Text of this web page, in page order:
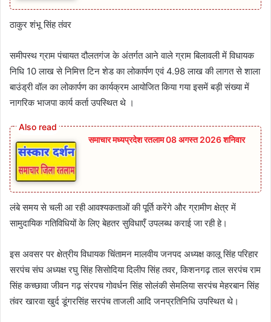
ठाकुर शंभू सिंह तंवर
समीपस्थ ग्राम पंचायत दौलतगंज के अंतर्गत आने वाले ग्राम बिलावली में विधायक
निधि 10 लाख से निमित्त टिन शेड का लोकार्पण एवं 4.98 लाख की लागत से शाला
बाउंड्री वॉल का लोकार्पण का कार्यक्रम आयोजित किया गया इसमें बड़ी संख्या में
नागरिक भाजपा कार्य कर्ता उपस्थित थे ।
समाचार मध्यप्रदेश रतलाम 08 अगस्त 2026 शनिवार
लंबे समय से चली आ रही आवश्यकताओं की पूर्ति करेंगे और ग्रामीण क्षेत्र में
सामुदायिक गतिविधियों के लिए बेहतर सुविधाएँ उपलब्ध कराई जा रही हे।
इस अवसर पर क्षेत्रीय विधायक चिंतामन मालवीय जनपद अध्यक्ष कालू सिंह परिहार
सरपंच संघ अध्यक्ष रघु सिंह सिसोदिया दिलीप सिंह तवर, किशनगढ़ ताल सरपंच राम
सिंह कच्छावा जीवन गढ़ संरपच गोवर्धन सिंह सोलंकी सेमलिया सरपंच मेहरबान सिंह
तंवर खारवा खुर्द डूंगरसिंह सरपंच ताजली आदि जनप्रतिनिधि उपस्थित थे।